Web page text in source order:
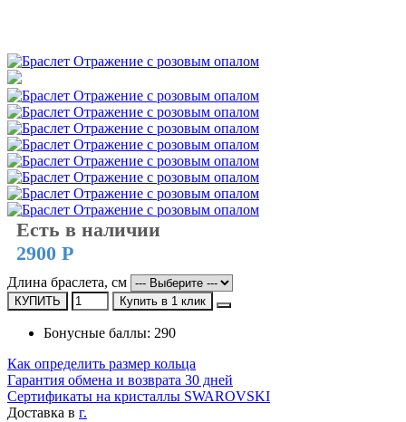
Есть в наличии
2900 Р
Длина браслета, см
КУПИТЬ Купить в 1 клик
Бонусные баллы: 290
Как определить размер кольца
Гарантия обмена и возврата 30 дней
Сертификаты на кристаллы SWAROVSKI
Доставка в г.